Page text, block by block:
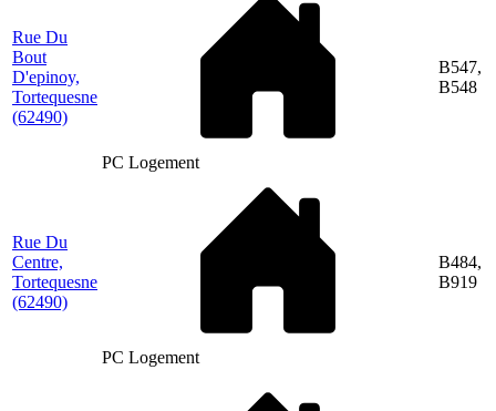
Rue Du
Bout
D'epinoy,
Tortequesne
(62490)
PC Logement
B547,
B548
Rue Du
Centre,
Tortequesne
(62490)
PC Logement
B484,
B919